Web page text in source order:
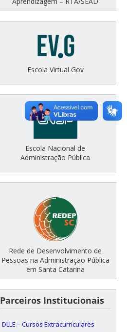
Escola Virtual Gov
Escola Nacional de
Administração Pública
Rede de Desenvolvimento de
Pessoas na Administração Pública
em Santa Catarina
Parceiros Institucionais
DLLE – Cursos Extracurriculares